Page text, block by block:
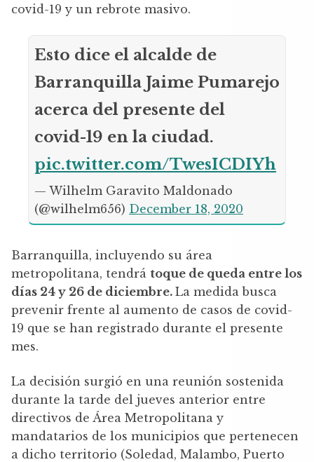
covid-19 y un rebrote masivo.
Esto dice el alcalde de
Barranquilla Jaime Pumarejo
acerca del presente del
covid-19 en la ciudad.
pic.twitter.com/TwesICDIYh
— Wilhelm Garavito Maldonado
(@wilhelm656) December 18, 2020
Barranquilla, incluyendo su área
metropolitana, tendrá toque de queda entre los
días 24 y 26 de diciembre. La medida busca
prevenir frente al aumento de casos de covid-
19 que se han registrado durante el presente
mes.
La decisión surgió en una reunión sostenida
durante la tarde del jueves anterior entre
directivos de Área Metropolitana y
mandatarios de los municipios que pertenecen
a dicho territorio (Soledad, Malambo, Puerto